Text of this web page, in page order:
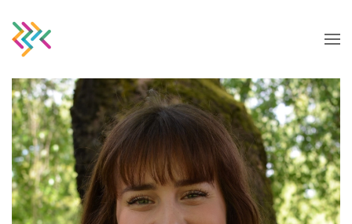
Skip to main content